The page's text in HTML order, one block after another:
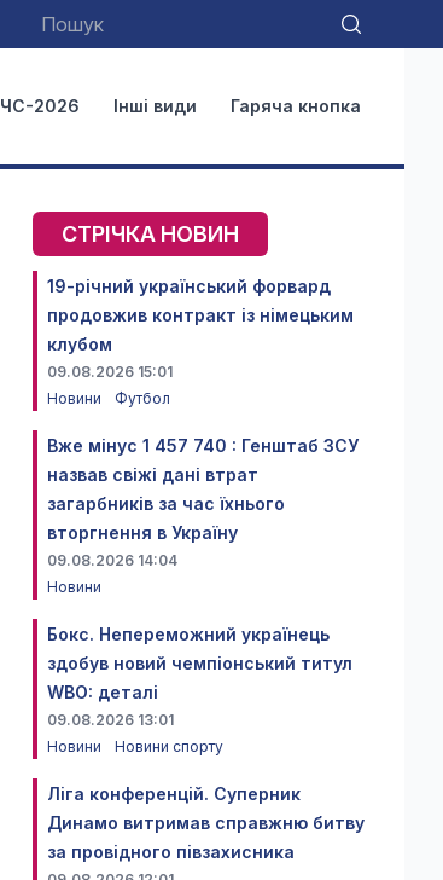
ЧС-2026 Інші види Гаряча кнопка
СТРІЧКА НОВИН
19-річний український форвард
продовжив контракт із німецьким
клубом
09.08.2026 15:01
Новини
Футбол
Вже мінус 1 457 740 : Генштаб ЗСУ
назвав свіжі дані втрат
загарбників за час їхнього
вторгнення в Україну
09.08.2026 14:04
Новини
Бокс. Непереможний українець
здобув новий чемпіонський титул
WBO: деталі
09.08.2026 13:01
Новини
Новини спорту
Ліга конференцій. Суперник
Динамо витримав справжню битву
за провідного півзахисника